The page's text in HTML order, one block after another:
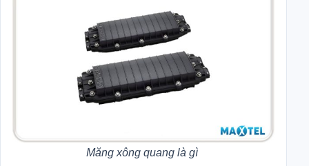
Măng xông quang là gì